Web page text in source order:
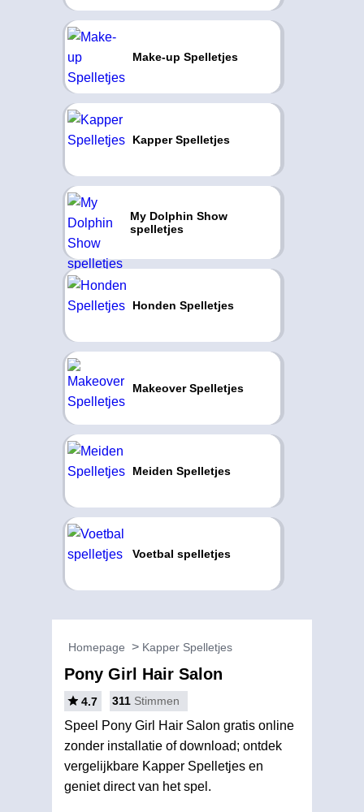
Make-up Spelletjes
Kapper Spelletjes
My Dolphin Show
spelletjes
Honden Spelletjes
Makeover Spelletjes
Meiden Spelletjes
Voetbal spelletjes
Homepage Kapper Spelletjes
Pony Girl Hair Salon
4.7 311 Stimmen
Speel Pony Girl Hair Salon gratis online
zonder installatie of download; ontdek
vergelijkbare Kapper Spelletjes en
geniet direct van het spel.